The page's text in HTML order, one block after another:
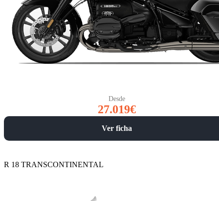
Desde
27.019€
Ver ficha
R 18 TRANSCONTINENTAL